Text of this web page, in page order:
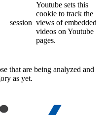
session
Youtube sets this
cookie to track the
views of embedded
videos on Youtube
pages.
that are being analyzed and
as yet.